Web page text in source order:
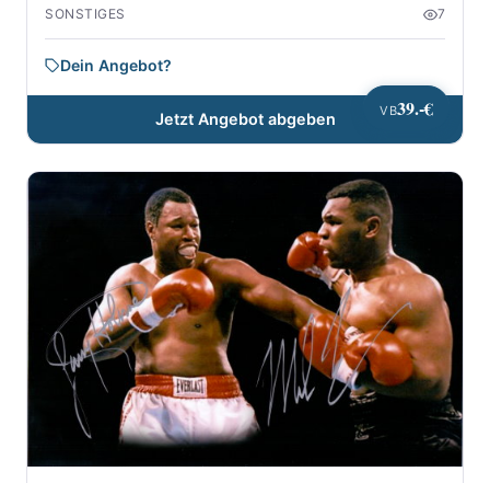
VB39.-€
SONSTIGES 7
Dein Angebot?
Jetzt Angebot abgeben